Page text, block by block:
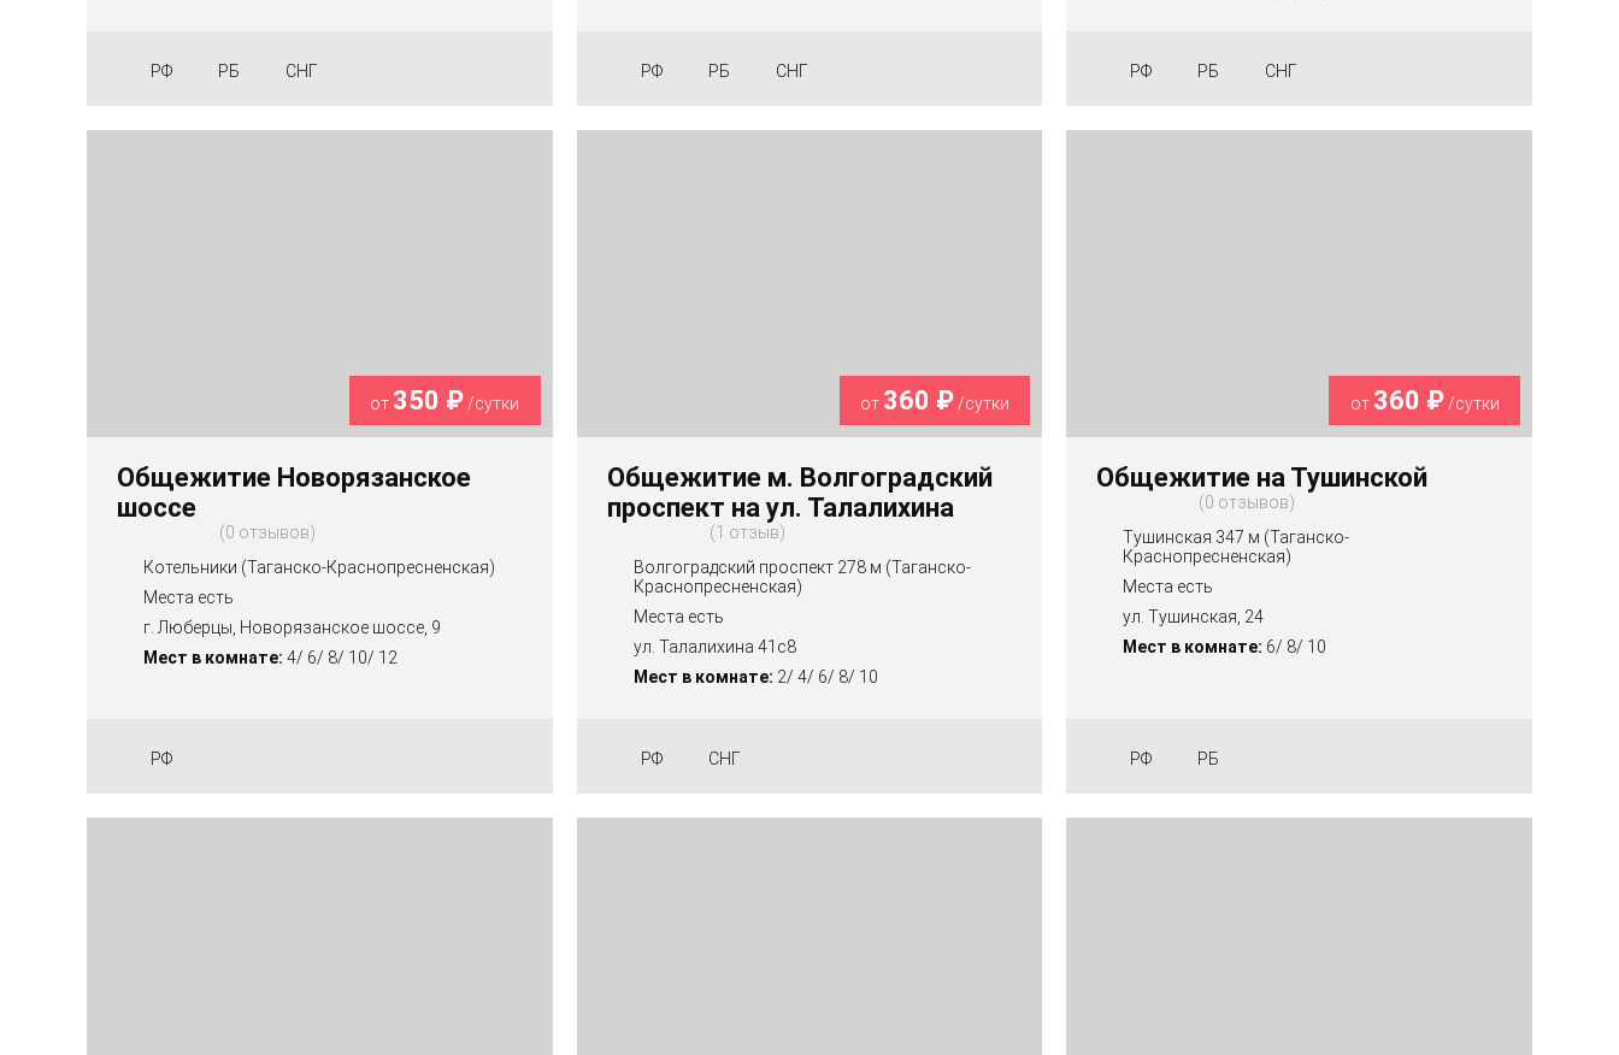
РФ РБ СНГ РФ РБ СНГ РФ РБ СНГ
от 350 ₽ /сутки
Общежитие Новорязанское
шоссе
0 отзывов
Котельники (Таганско-Краснопресненская)
Места есть
г. Люберцы, Новорязанское шоссе, 9
Мест в комнате: 4/ 6/ 8/ 10/ 12
РФ
от 360 ₽ /сутки
Общежитие м. Волгоградский
проспект на ул. Талалихина
1 отзыв
Волгоградский проспект 278 м (Таганско-
Краснопресненская)
Места есть
ул. Талалихина 41с8
Мест в комнате: 2/ 4/ 6/ 8/ 10
РФ СНГ
от 360 ₽/сутки
Общежитие на Тушинской
0 отзывов
Тушинская 347 м (Таганско-
Краснопресненская)
Места есть
ул. Тушинская, 24
Мест в комнате: 6/ 8/ 10
РФ РБ